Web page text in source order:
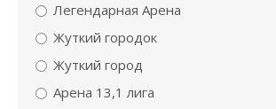
Легендарная Арена
Жуткий городок
Жуткий город
Арена 13,1 лига